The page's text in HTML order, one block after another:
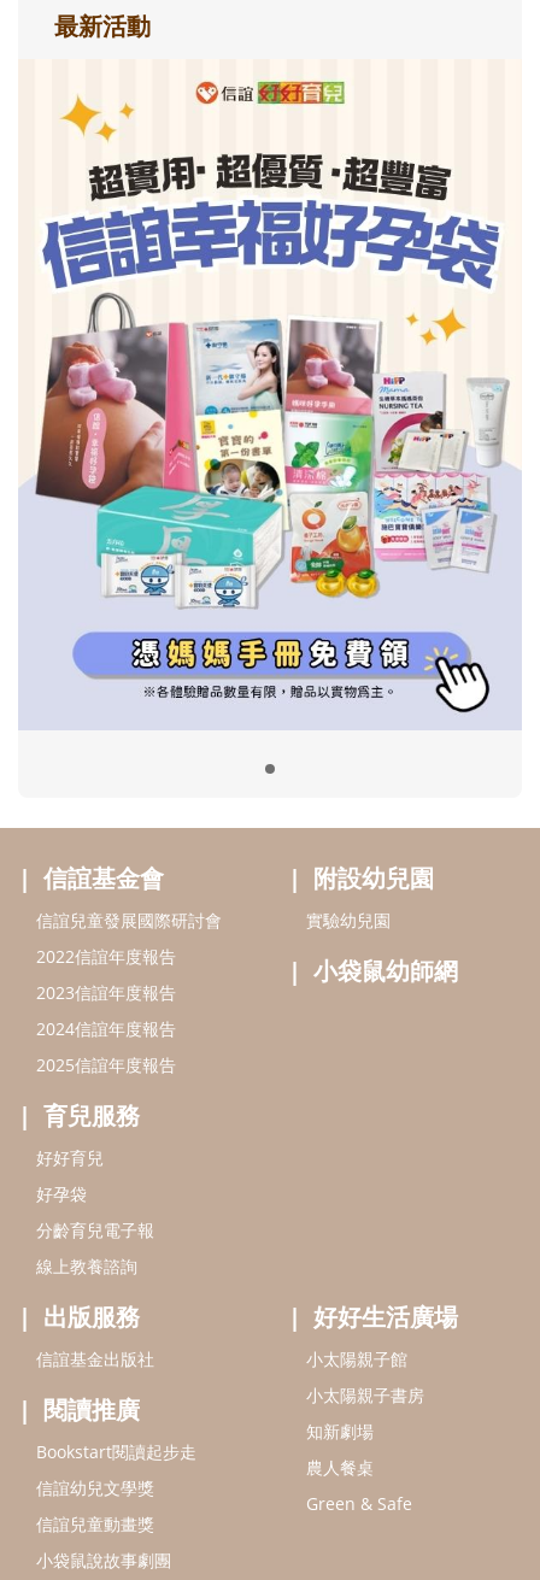
信誼基金會
2022信誼年度報告
2023信誼年度報告
2024信誼年度報告
好孕袋
分齡育兒電子報
線上教養諮詢
附設幼兒園
小袋鼠幼師網
出版服務
信誼基金出版社
閱讀推廣
Bookstart閱讀起步走
信誼幼兒文學獎
信誼兒童動畫獎
小袋鼠說故事劇團
service@hsin-yi.org.tw
信誼好好育兒
小太陽親子書房
(02)2396-5305轉2345 (週一～週五 9:00～18:00)
認識信誼 合作洽談 智慧財產權聲明
本網站建議使用IE9(含以上)或 Google Chrome 版本瀏覽器
信誼基金會/上誼文化實業股份有限公司 版權所有 ©